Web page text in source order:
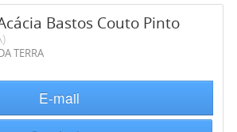
Bastos Couto Pinto
TERRA
E-mail